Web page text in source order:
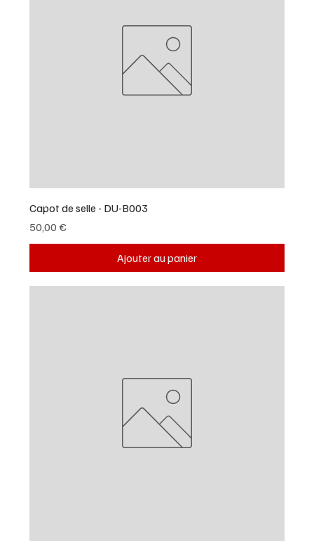
Capot de selle - DU-B003
Prix
50,00 €
Ajouter au panier